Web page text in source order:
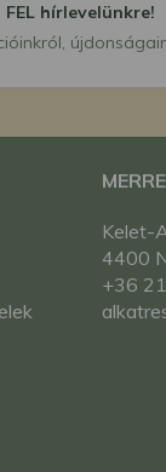
FEL hírlevelünkre!
Kelet-
4400
+36